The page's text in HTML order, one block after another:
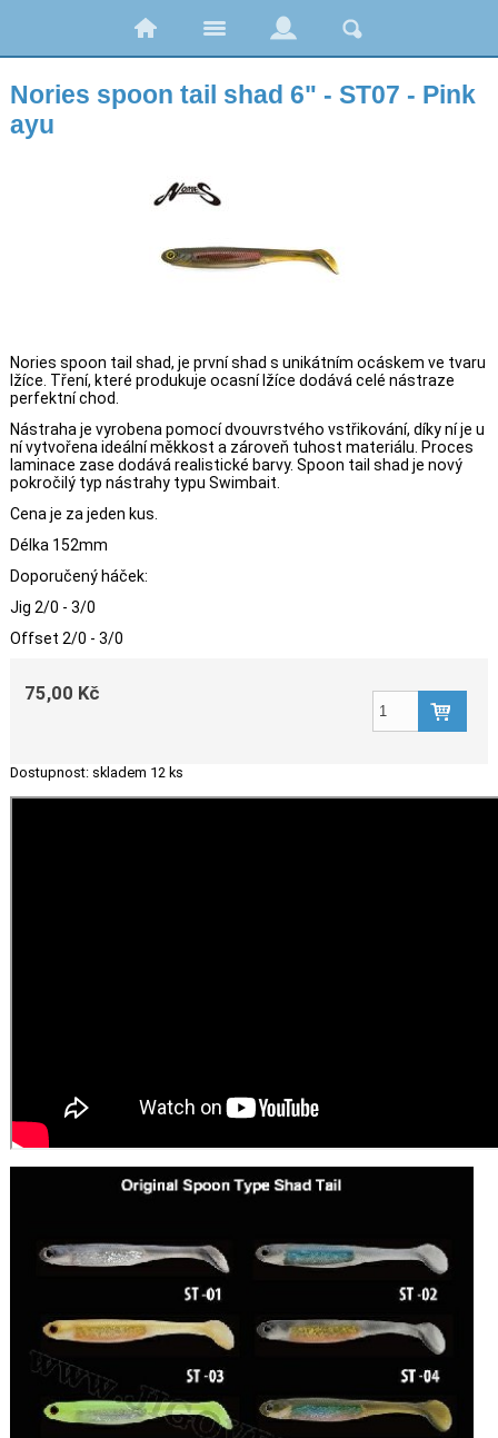
Nories spoon tail shad 6" - ST07 - Pink
ayu
Nories spoon tail shad, je první shad s unikátním ocáskem ve tvaru
lžíce. Tření, které produkuje ocasní lžíce dodává celé nástraze
perfektní chod.
Nástraha je vyrobena pomocí dvouvrstvého vstřikování, díky ní je u
ní vytvořena ideální měkkost a zároveň tuhost materiálu. Proces
laminace zase dodává realistické barvy. Spoon tail shad je nový
pokročilý typ nástrahy typu Swimbait.
Cena je za jeden kus.
Délka 152mm
Doporučený háček:
Jig 2/0 - 3/0
Offset 2/0 - 3/0
75,00 Kč
Dostupnost: skladem 12 ks